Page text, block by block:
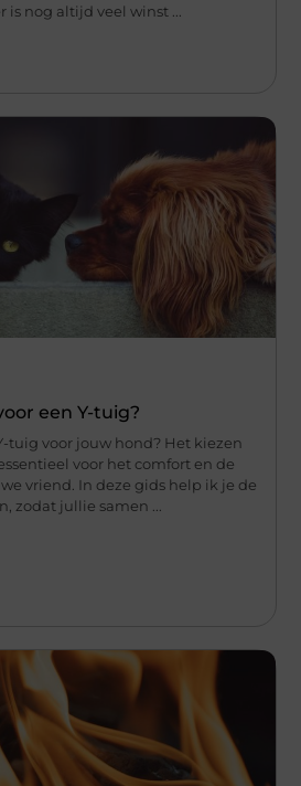
is nog altijd veel winst ...
een Y-tuig?
tuig voor jouw hond? Het kiezen
voor het comfort en de
vriend. In deze gids help ik je de
zodat jullie samen ...